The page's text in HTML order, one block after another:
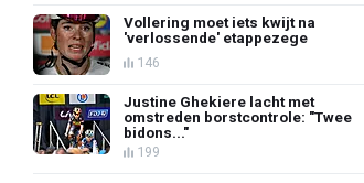
Vollering moet iets kwijt na
'verlossende' etappezege
146
Justine Ghekiere lacht met
omstreden borstcontrole: "Twee
bidons..."
199